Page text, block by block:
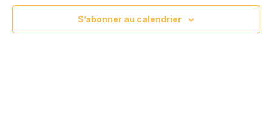
S’abonner au calendrier